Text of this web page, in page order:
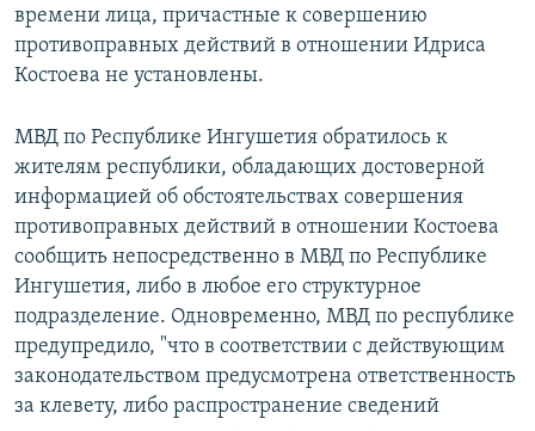
времени лица, причастные к совершению
противоправных действий в отношении Идриса
Костоева не установлены.
МВД по Республике Ингушетия обратилось к
жителям республики, обладающих достоверной
информацией об обстоятельствах совершения
противоправных действий в отношении Костоева
сообщить непосредственно в МВД по Республике
Ингушетия, либо в любое его структурное
подразделение. Одновременно, МВД по республике
предупредило, "что в соответствии с действующим
законодательством предусмотрена ответственность
за клевету, либо распространение сведений